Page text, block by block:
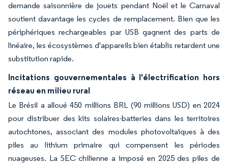
demande saisonnière de jouets pendant Noël et le Carnaval
soutient davantage les cycles de remplacement. Bien que les
périphériques rechargeables par USB gagnent des parts de
linéaire, les écosystèmes d'appareils bien établis retardent une
substitution rapide.
Incitations gouvernementales à l'électrification hors
réseau en milieu rural
Le Brésil a alloué 450 millions BRL (90 millions USD) en 2024
pour distribuer des kits solaires-batteries dans les territoires
autochtones, associant des modules photovoltaïques à des
piles au lithium primaire qui compensent les périodes
nuageuses. La SEC chilienne a imposé en 2025 des piles de